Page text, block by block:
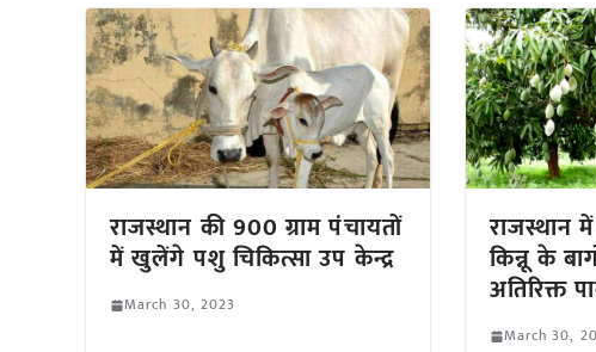
राजस्थान की 900 ग्राम पंचायतों
में खुलेंगे पशु चिकित्सा उप केन्द्र
March 30, 2023
राजस्थान
किन्नू के
अतिरिक्त
March 30,